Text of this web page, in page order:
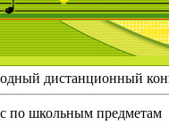
дистанционный
по школьным предметам